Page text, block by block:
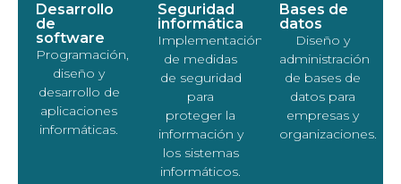
Desarrollo
de
software
Programación,
diseño y
desarrollo de
aplicaciones
informáticas.
Seguridad
informática
Implementación
de medidas
de seguridad
para
proteger la
información y
los sistemas
informáticos.
Bases de
datos
Diseño y
administración
de bases de
datos para
empresas y
organizaciones.